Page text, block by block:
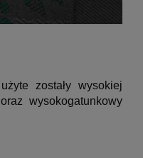
zostały wysokiej
wysokogatunkowy